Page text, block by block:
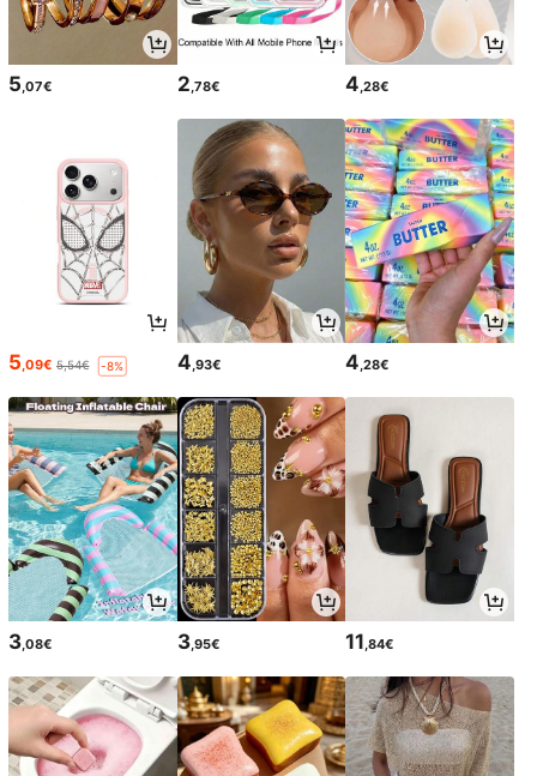
5,07€ 2,78€ 4,28€
5,09€ 5,54€ -8% 4,93€ 4,28€
3 ,08€ 3,95€ 11 ,84€